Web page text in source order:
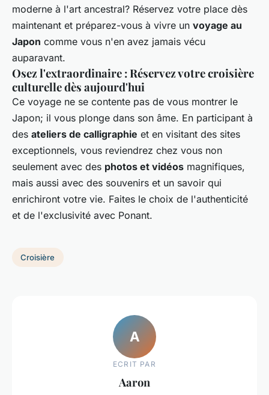
moderne à l'art ancestral? Réservez votre place dès
maintenant et préparez-vous à vivre un voyage au
Japon comme vous n'en avez jamais vécu
auparavant.
Osez l'extraordinaire : Réservez votre croisière
culturelle dès aujourd'hui
Ce voyage ne se contente pas de vous montrer le
Japon; il vous plonge dans son âme. En participant à
des ateliers de calligraphie et en visitant des sites
exceptionnels, vous reviendrez chez vous non
seulement avec des photos et vidéos magnifiques,
mais aussi avec des souvenirs et un savoir qui
enrichiront votre vie. Faites le choix de l'authenticité
et de l'exclusivité avec Ponant.
Croisière
A
ECRIT PAR
Aaron